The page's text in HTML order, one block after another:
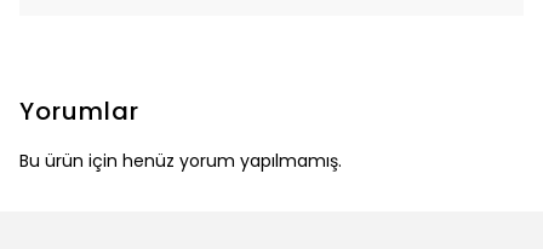
Yorumlar
Bu ürün için henüz yorum yapılmamış.